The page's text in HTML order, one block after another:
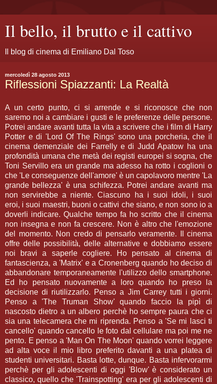
Il bello, il brutto e il cattivo
Il blog di cinema di Emiliano Dal Toso
mercoledì 28 agosto 2013
Riflessioni Spiazzanti: La Realtà
A un certo punto, ci si arrende e si riconosce che non
saremo noi a cambiare i gusti e le preferenze delle persone.
Potrei andare avanti tutta la vita a scrivere che i film di Harry
Potter e di 'Lord Of The Rings' sono una porcheria, che il
cinema demenziale dei Farrelly e di Judd Apatow ha una
profondità umana che metà dei registi europei si sogna, che
Toni Servillo era un grande ma adesso ha rotto i coglioni o
che 'Le conseguenze dell'amore' è un capolavoro mentre 'La
grande bellezza' è una schifezza. Potrei andare avanti ma
non servirebbe a niente. Ciascuno ha i suoi idoli, i suoi
eroi, i suoi maestri, buoni o cattivi che siano, e non sono io a
doverli indicare. Qualche tempo fa ho scritto che il cinema
non insegna e non fa crescere. Non è altro che l'emozione
del momento. Non credo di pensarlo veramente. Il cinema
offre delle possibilità, delle alternative e dobbiamo essere
noi bravi a saperle cogliere. Ho pensato al cinema di
fantascienza, a 'Matrix' e a Cronenberg quando ho deciso di
abbandonare temporaneamente l'utilizzo dello smartphone.
Ed ho pensato nuovamente a loro quando ho preso la
decisione di riutilizzarlo. Penso a Jim Carrey tutti i giorni.
Penso a 'The Truman Show' quando faccio la pipì di
nascosto dietro a un albero perchè ho sempre paura che ci
sia una telecamera che mi riprenda. Penso a 'Se mi lasci ti
cancello' quando cancello le foto dal cellulare ma poi me ne
pento. E penso a 'Man On The Moon' quando vorrei leggere
ad alta voce il mio libro preferito davanti a una platea di
studenti universitari. Basta lotte, dunque. Basta infervorarmi
perchè per gli adolescenti di oggi 'Blow' è considerato un
classico, quello che 'Trainspotting' era per gli adolescenti di